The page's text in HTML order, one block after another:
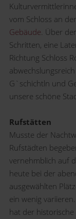
vom Schloss an
Gebäude. Über
Schritten, eine
Richtung Schloss
G`schichtln und
unsere schöne
Rufstätten
Musste der
Rufstädten
vernehmblich auf
heute bei der
ausgewählten
ein wenig
hat der